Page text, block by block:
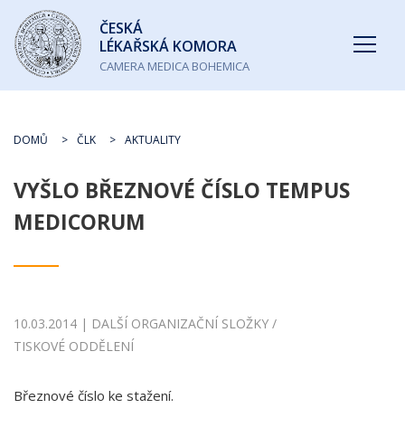
Česká
lékařská
komora
ČESKÁ
LÉKAŘSKÁ KOMORA
CAMERA MEDICA BOHEMICA
DOMŮ ČLK AKTUALITY
VYŠLO BŘEZNOVÉ ČÍSLO TEMPUS
MEDICORUM
10.03.2014 | DALŠÍ ORGANIZAČNÍ SLOŽKY /
TISKOVÉ ODDĚLENÍ
Březnové číslo ke stažení.